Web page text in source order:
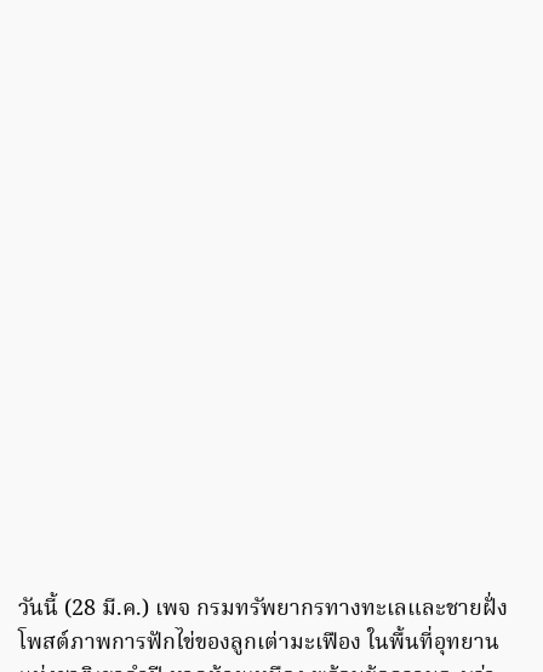
วันนี้ (28 มี.ค.) เพจ กรมทรัพยากรทางทะเลและชายฝั่ง
โพสต์ภาพการฟักไข่ของลูกเต่ามะเฟือง ในพื้นที่อุทยาน